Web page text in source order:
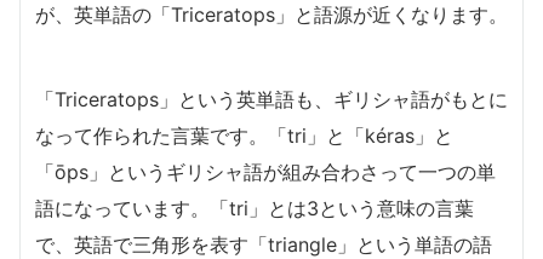
が、英単語の「Triceratops」と語源が近くなります。
「Triceratops」という英単語も、ギリシャ語がもとに
なって作られた言葉です。「tri」と「kéras」と
「ōps」というギリシャ語が組み合わさって一つの単
語になっています。「tri」とは3という意味の言葉
で、英語で三角形を表す「triangle」という単語の語